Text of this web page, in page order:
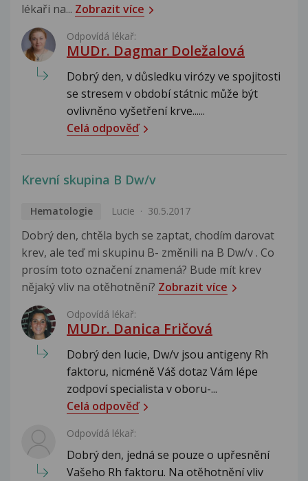
lékaři na... Zobrazit více
Odpovídá lékař:
MUDr. Dagmar Doležalová
Dobrý den, v důsledku virózy ve spojitosti
se stresem v období státnic může být
ovlivněno vyšetření krve......
Celá odpověď
Krevní skupina B Dw/v
Hematologie Lucie 30.5.2017
Dobrý den, chtěla bych se zaptat, chodím darovat
krev, ale teď mi skupinu B- změnili na B Dw/v . Co
prosím toto označení znamená? Bude mít krev
nějaký vliv na otěhotnění? Zobrazit více
Odpovídá lékař:
MUDr. Danica Fričová
Dobrý den lucie, Dw/v jsou antigeny Rh
faktoru, nicméně Váš dotaz Vám lépe
zodpoví specialista v oboru-...
Celá odpověď
Odpovídá lékař:
Dobrý den, jedná se pouze o upřesnění
Vašeho Rh faktoru. Na otěhotnění vliv